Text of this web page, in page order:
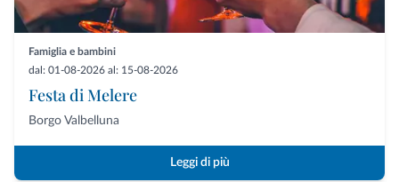
Famiglia e bambini
dal: 01-08-2026 al: 15-08-2026
Festa di Melere
Borgo Valbelluna
Leggi di più